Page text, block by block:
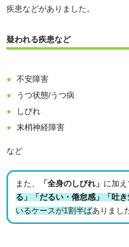
疾患などがありました。
疑われる疾患など
不安障害
うつ状態/うつ病
しびれ
末梢神経障害
など
また、 「全身のしびれ」 に加え
る」「だるい・倦怠感」「吐き
いるケースが1割半ばありまし